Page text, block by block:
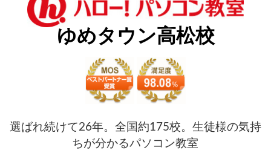
ゆめタウン高松校
選ばれ続けて26年。全国約175校。生徒様の気持
ちが分かるパソコン教室